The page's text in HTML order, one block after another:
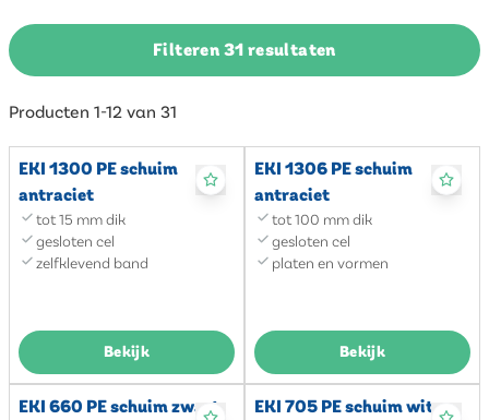
Filteren 31 resultaten
Producten 1-12 van 31
EKI 1300 PE schuim
antraciet
tot 15 mm dik
gesloten cel
zelfklevend band
Bekijk
EKI 1306 PE schuim
antraciet
tot 100 mm dik
gesloten cel
platen en vormen
Bekijk
EKI 660 PE schuim zwart EKI 705 PE schuim wit